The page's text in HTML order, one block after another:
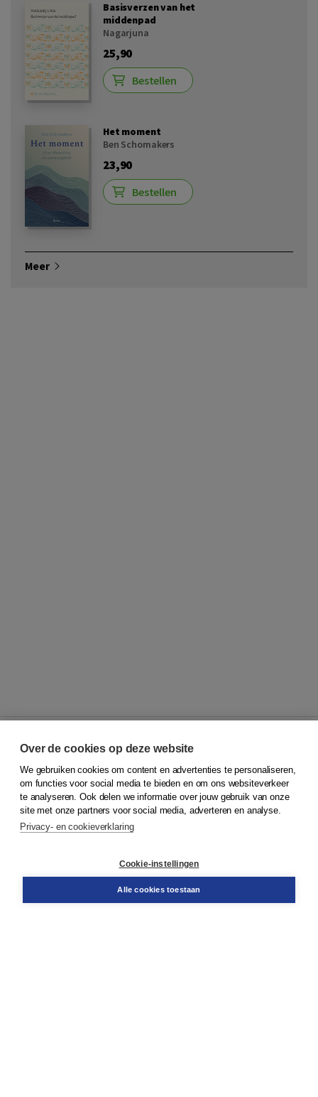
Basisverzen van het
middenpad
Nagarjuna
25,90
Bestellen
Het moment
Ben Schomakers
23,90
Bestellen
Meer
© 2026Koninklijke Boom uitgevers
Klantenservice
Service & informatie
Contact
Over de cookies op deze website
We gebruiken cookies om content en advertenties te personaliseren,
om functies voor social media te bieden en om ons websiteverkeer
te analyseren. Ook delen we informatie over jouw gebruik van onze
site met onze partners voor social media, adverteren en analyse.
Privacy- en cookieverklaring
Cookie-instellingen
Alle cookies toestaan